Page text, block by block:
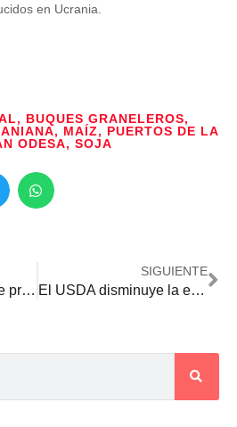
en Ucrania.
, BUQUES GRANELEROS,
, MAÍZ, PUERTOS DE LA
ODESA, SOJA
Criadores de Texel se preparan para la quinta exposición nacional de la raza
SIGUIENTE
El USDA disminuye la exportación estimada de soja paraguaya de la campaña 2022-2023